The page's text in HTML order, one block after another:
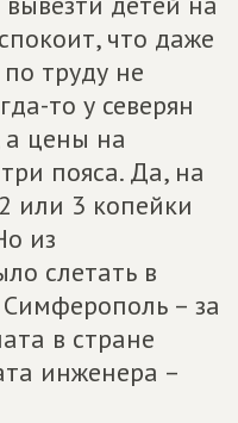
что даже
труду не
то у северян
а цены на
пояса. Да, на
или 3 копейки
из
слетать в
– за
в стране
инженера –